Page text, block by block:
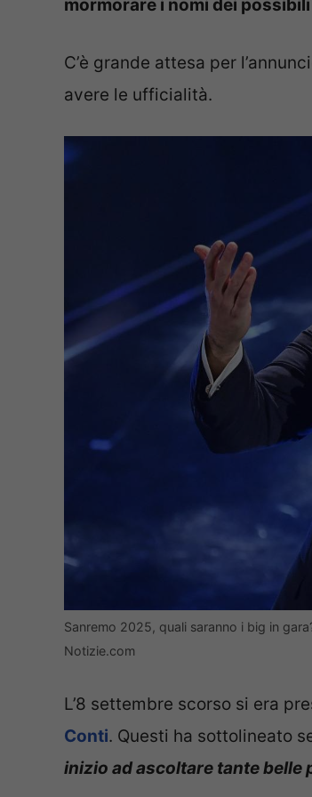
mormorare i nomi dei
C’è grande attesa per
avere le ufficialità.
Sanremo 2025, quali saranno i big in
Notizie.com
L’8 settembre scorso si era
Conti. Questi ha sottolineato
inizio ad ascoltare tante belle